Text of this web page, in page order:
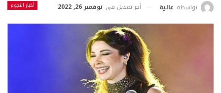
أخبار النجوم بواسطة عالية أخر تعديل في نوفمبر 26, 2022